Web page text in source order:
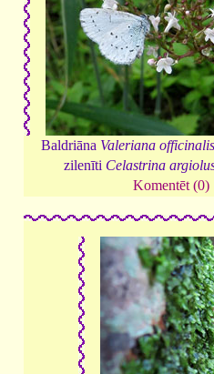
Baldriāna Valeriana officinalis
zilenīti Celastrina
Komentēt (0)